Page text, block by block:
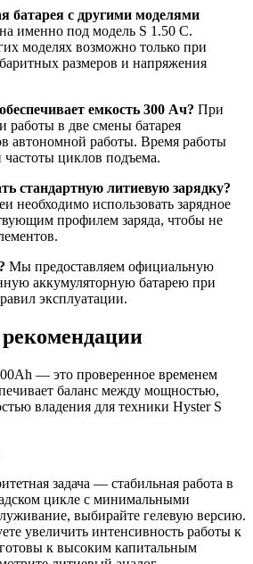
батарея с другими моделями
именно под модель S 1.50 C.
моделях возможно только при
размеров и напряжения
емкость 300 Ач? При
работы в две смены батарея
автономной работы. Время работы
частоты циклов подъема.
стандартную литиевую зарядку?
необходимо использовать зарядное
профилем заряда, чтобы не
Мы предоставляем официальную
аккумуляторную батарею при
эксплуатации.
— это проверенное временем
баланс между мощностью,
владения для техники Hyster S
задача — стабильная работа в
цикле с минимальными
выбирайте гелевую версию.
увеличить интенсивность работы к
готовы к высоким капитальным